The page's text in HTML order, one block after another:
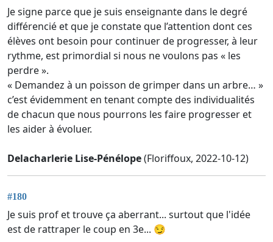
Je signe parce que je suis enseignante dans le degré
différencié et que je constate que l’attention dont ces
élèves ont besoin pour continuer de progresser, à leur
rythme, est primordial si nous ne voulons pas « les
perdre ».
« Demandez à un poisson de grimper dans un arbre… »
c’est évidemment en tenant compte des individualités
de chacun que nous pourrons les faire progresser et
les aider à évoluer.
Delacharlerie Lise-Pénélope(Floriffoux, 2022-10-12)
#180
Je suis prof et trouve ça aberrant... surtout que l'idée
est de rattraper le coup en 3e... 😏